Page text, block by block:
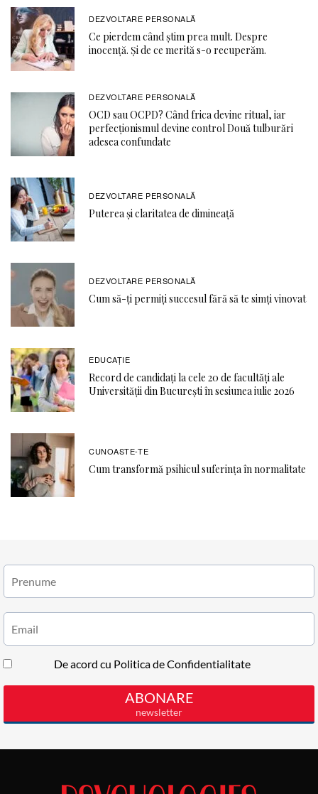
DEZVOLTARE PERSONALĂ
Ce pierdem când știm prea mult. Despre
inocență. Și de ce merită s-o recuperăm.
DEZVOLTARE PERSONALĂ
OCD sau OCPD? Când frica devine ritual, iar
perfecționismul devine control Două tulburări
adesea confundate
DEZVOLTARE PERSONALĂ
Puterea și claritatea de dimineață
DEZVOLTARE PERSONALĂ
Cum să-ți permiți succesul fără să te simți vinovat
EDUCAŢIE
Record de candidați la cele 20 de facultăți ale
Universității din București în sesiunea iulie 2026
CUNOASTE-TE
Cum transformă psihicul suferința în normalitate